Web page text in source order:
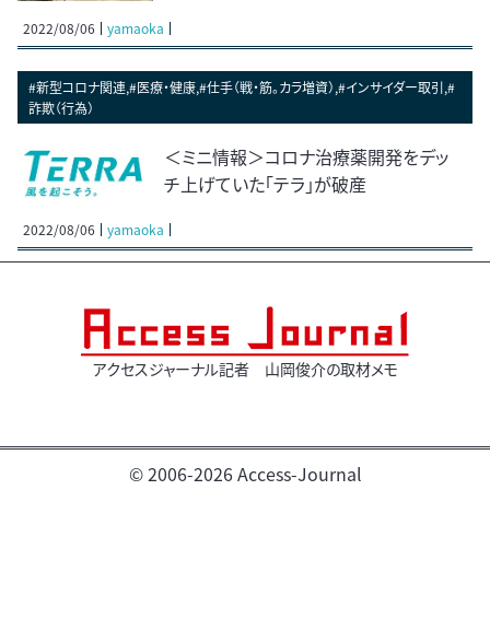
2022/08/06 yamaoka
#新型コロナ関連,#医療・健康,#仕手（戦・筋。カラ増資）,#インサイダー取引,#
詐欺（行為）
＜ミニ情報＞コロナ治療薬開発をデッ
チ上げていた「テラ」が破産
2022/08/06 yamaoka
アクセスジャーナル記者 山岡俊介の取材メモ
© 2006-2026 Access-Journal